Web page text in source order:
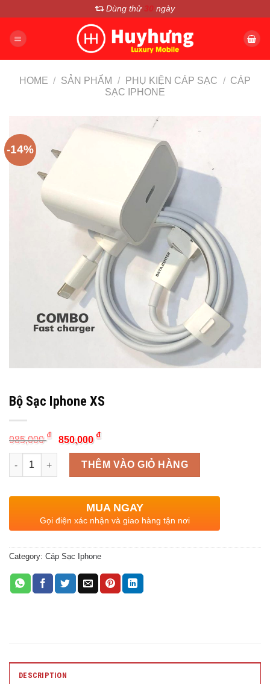
nội
Dùng thử 30 ngày
HOME / SẢN PHẨM / PHỤ KIỆN CÁP SẠC / CÁP
SẠC IPHONE
-14%
Bộ Sạc Iphone XS
985,000₫
Original
price
was:
985,000 ₫.
850,000 ₫Current
is:
850,000 ₫.
Quantity
THÊM VÀO GIỎ HÀNG
MUA NGAY
Gọi điện xác nhận và giao hàng tận nơi
Category: Cáp Sạc Iphone
DESCRIPTION